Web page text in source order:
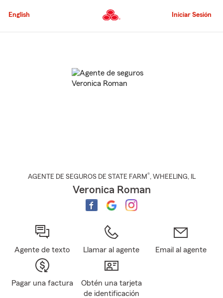
al
principal
English Iniciar Sesión
AGENTE DE SEGUROS DE STATE FARM®, WHEELING, IL
Veronica Roman
Agente de texto Llamar al agente Email al agente
Pagar una factura
Obtén una tarjeta
de identificación